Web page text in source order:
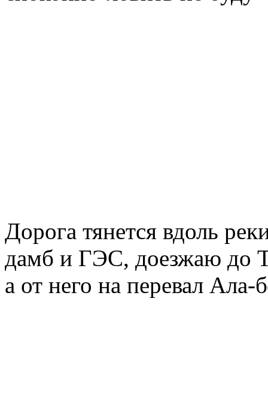
Дорога тянется вдоль
дамб и ГЭС, доезжаю до
а от него на перевал